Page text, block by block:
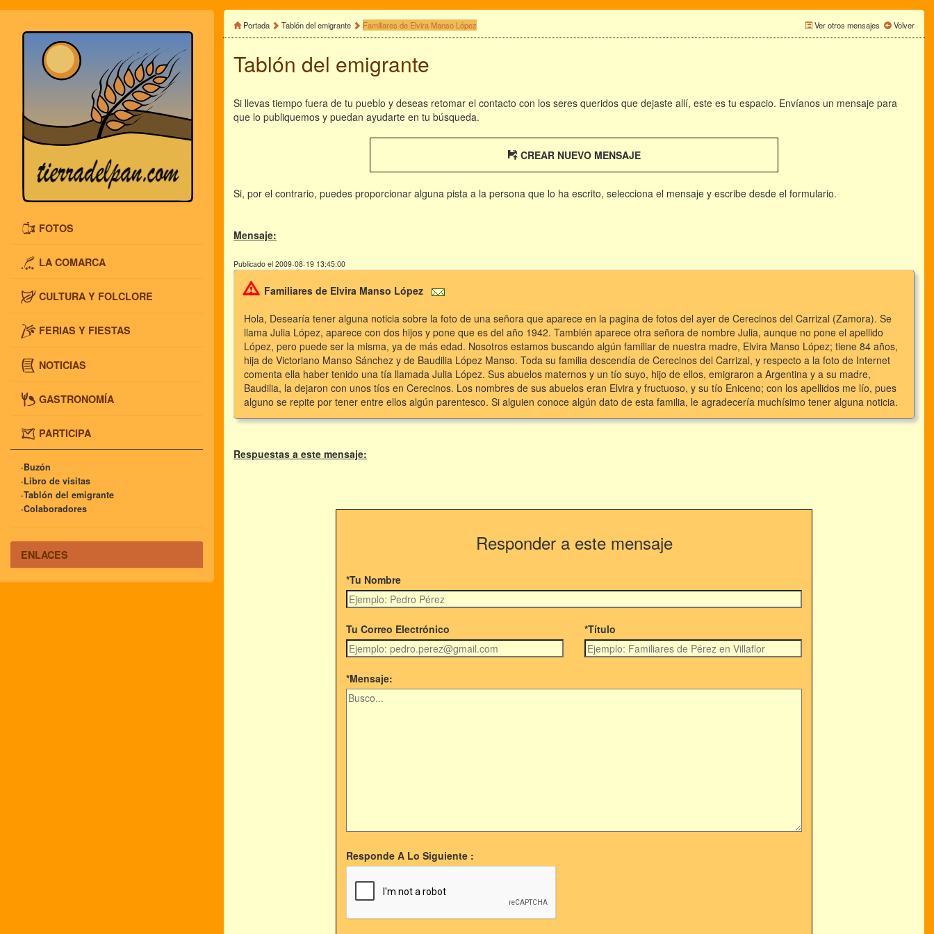
FOTOS
LA COMARCA
CULTURA Y FOLCLORE
FERIAS Y FIESTAS
NOTICIAS
GASTRONOMÍA
PARTICIPA
·Buzón
·Libro de visitas
·Tablón del emigrante
·Colaboradores
ENLACES
Portada Tablón del emigrante Familiares de Elvira Manso López Ver otros mensajes Volver
Tablón del emigrante
Si llevas tiempo fuera de tu pueblo y deseas retomar el contacto con los seres queridos que dejaste allí, este es tu espacio. Envíanos un mensaje para
que lo publiquemos y puedan ayudarte en tu búsqueda.
CREAR NUEVO MENSAJE
Si, por el contrario, puedes proporcionar alguna pista a la persona que lo ha escrito, selecciona el mensaje y escribe desde el formulario.
Mensaje:
Publicado el 2009-08-19 13:45:00
Familiares de Elvira Manso López
Hola, Desearía tener alguna noticia sobre la foto de una señora que aparece en la pagina de fotos del ayer de Cerecinos del Carrizal (Zamora). Se
llama Julia López, aparece con dos hijos y pone que es del año 1942. También aparece otra señora de nombre Julia, aunque no pone el apellido
López, pero puede ser la misma, ya de más edad. Nosotros estamos buscando algún familiar de nuestra madre, Elvira Manso López; tiene 84 años,
hija de Victoriano Manso Sánchez y de Baudilia López Manso. Toda su familia descendía de Cerecinos del Carrizal, y respecto a la foto de Internet
comenta ella haber tenido una tía llamada Julia López. Sus abuelos maternos y un tío suyo, hijo de ellos, emigraron a Argentina y a su madre,
Baudilia, la dejaron con unos tíos en Cerecinos. Los nombres de sus abuelos eran Elvira y fructuoso, y su tío Eniceno; con los apellidos me lío, pues
alguno se repite por tener entre ellos algún parentesco. Si alguien conoce algún dato de esta familia, le agradecería muchísimo tener alguna noticia.
Respuestas a este mensaje:
Responder a este mensaje
*Tu Nombre
Tu Correo Electrónico *Título
*Mensaje:
Responde A Lo Siguiente :